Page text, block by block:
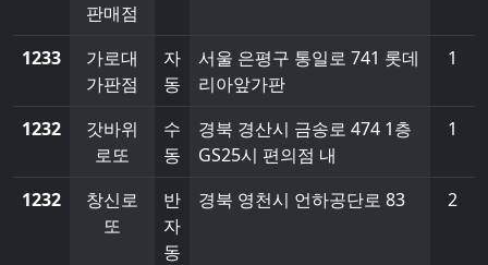
판매점
1233
가로대
가판점
자
동
서울 은평구 통일로 741 롯데
리아앞가판
1
1232
갓바위
로또
수
동
경북 경산시 금송로 474 1층
GS25시 편의점 내
1
1232
창신로
또
반
자
동
경북 영천시 언하공단로 83 2